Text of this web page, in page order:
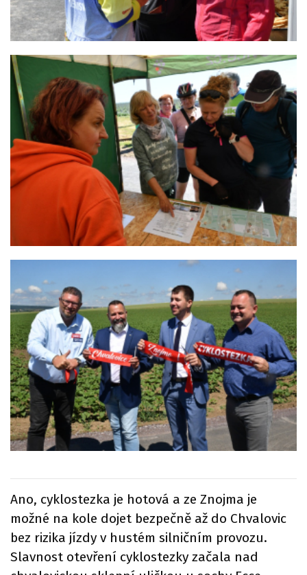
Ano, cyklostezka je hotová a ze Znojma je
možné na kole dojet bezpečně až do Chvalovic
bez rizika jízdy v hustém silničním provozu.
Slavnost otevření cyklostezky začala nad